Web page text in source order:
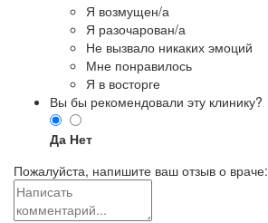
Я возмущен/а
Я разочарован/а
Не вызвало никаких эмоций
Мне понравилось
Я в восторге
Вы бы рекомендовали эту клинику?
Да Нет
Пожалуйста, напишите ваш отзыв о враче: